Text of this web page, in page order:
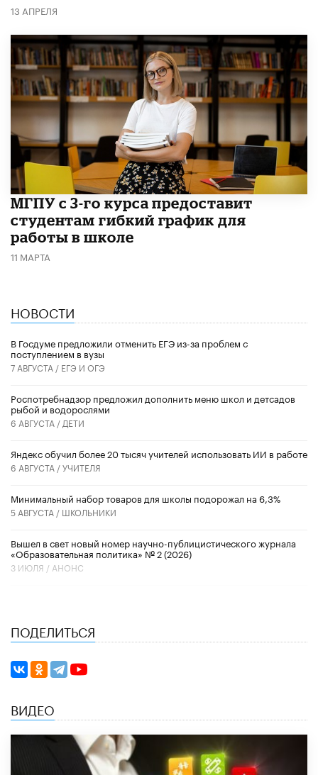
13 АПРЕЛЯ
МГПУ с 3-го курса предоставит
студентам гибкий график для
работы в школе
11 МАРТА
НОВОСТИ
В Госдуме предложили отменить ЕГЭ из-за проблем с
поступлением в вузы
7 АВГУСТА / ЕГЭ И ОГЭ
Роспотребнадзор предложил дополнить меню школ и детсадов
рыбой и водорослями
6 АВГУСТА / ДЕТИ
​Яндекс обучил более 20 тысяч учителей использовать ИИ в работе
6 АВГУСТА /УЧИТЕЛЯ
Минимальный набор товаров для школы подорожал на 6,3%
5 АВГУСТА / ШКОЛЬНИКИ
Вышел в свет новый номер научно-публицистического журнала
«Образовательная политика» № 2 (2026)
3 ИЮЛЯ / АНОНС
ПОДЕЛИТЬСЯ
ВИДЕО